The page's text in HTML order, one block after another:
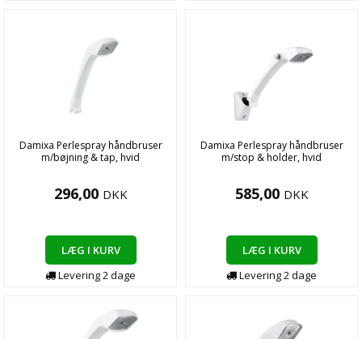
Damixa Perlespray håndbruser
m/bøjning & tap, hvid
296,00 DKK
LÆG I KURV
Levering2dage
Damixa Perlespray håndbruser
m/stop & holder, hvid
585,00 DKK
LÆG I KURV
Levering2dage